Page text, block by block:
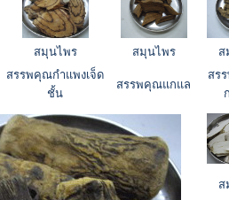
สมุนไพร สมุนไพร ส
สรรพคุณกำแพงเจ็ด
ชั้น
สรรพคุณแกแล
สร
ส